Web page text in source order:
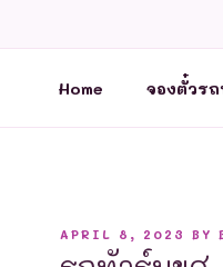
Home จองตั๋วร
POSTED
APRIL 8, 2023 BY